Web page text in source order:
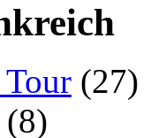
(27)
(8)